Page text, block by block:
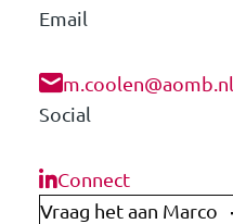
Email
m.coolen@aomb.nl
Social
Connect
Vraag het aan Marco